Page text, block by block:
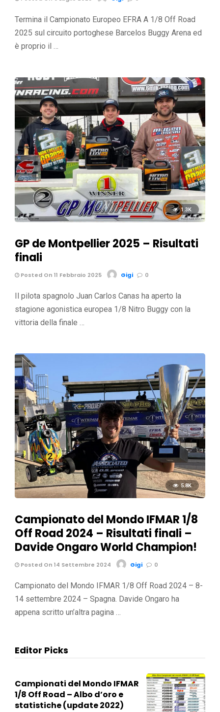
Termina il Campionato Europeo EFRA A 1/8 Off Road
2025 sul circuito portoghese Barcelos Buggy Arena ed
è proprio il …
1.3K
GP de Montpellier 2025 – Risultati
finali
Posted On 11 Febbraio 2025 Gigi 0
Il pilota spagnolo Juan Carlos Canas ha aperto la
stagione agonistica europea 1/8 Nitro Buggy con la
vittoria della finale …
5.8K
Campionato del Mondo IFMAR 1/8
Off Road 2024 – Risultati finali –
Davide Ongaro World Champion!
Posted On 14 Settembre 2024 Gigi 0
Campionato del Mondo IFMAR 1/8 Off Road 2024 – 8-
14 settembre 2024 – Spagna. Davide Ongaro ha
appena scritto un’altra pagina …
Editor Picks
Campionati del Mondo IFMAR
1/8 Off Road – Albo d’oro e
statistiche (update 2022)